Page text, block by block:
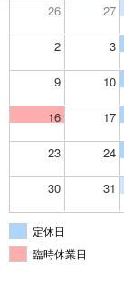
26 27
2 3
9 10
16 17
23 24
30 31
定休日
臨時休業日